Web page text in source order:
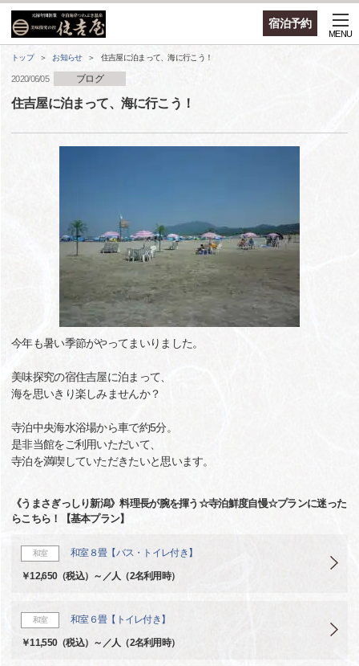
宿泊予約
MENU
トップ お知らせ 住吉屋に泊まって、海に行こう！
2020/06/05 ブログ
住吉屋に泊まって、海に行こう！
今年も暑い季節がやってまいりました。
美味探究の宿住吉屋に泊まって、
海を思いきり楽しみませんか？
寺泊中央海水浴場から車で約5分。
是非当館をご利用いただいて、
寺泊を満喫していただきたいと思います。
《うまさぎっしり新潟》料理長が腕を揮う☆寺泊鮮度自慢☆プランに迷った
らこちら！【基本プラン】
和室 和室８畳【バス・トイレ付き】
￥12,650（税込）～／人（2名利用時）
和室 和室６畳【トイレ付き】
￥11,550（税込）～／人（2名利用時）